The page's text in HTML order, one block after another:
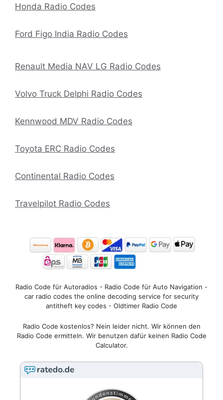
Honda Radio Codes
Ford Figo India Radio Codes
Renault Media NAV LG Radio Codes
Volvo Truck Delphi Radio Codes
Kennwood MDV Radio Codes
Toyota ERC Radio Codes
Continental Radio Codes
Travelpilot Radio Codes
Radio Code für Autoradios - Radio Code für Auto Navigation -
car radio codes the online decoding service for security
antitheft key codes - Oldtimer Radio Code
Radio Code kostenlos? Nein leider nicht. Wir können den
Radio Code ermitteln. Wir benutzen dafür keinen Radio Code
Calculator.